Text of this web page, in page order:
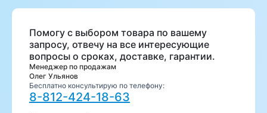
Помогу с выбором товара по вашему
запросу, отвечу на все интересующие
вопросы о сроках, доставке, гарантии.
Менеджер по продажам
Олег Ульянов
Бесплатно консультирую по телефону:
8-812-424-18-63